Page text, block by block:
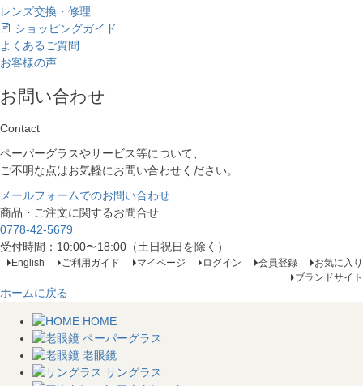
レンズ交換・修理
ショッピングガイド
よくあるご質問
お客様の声
お問い合わせ
Contact
ペーパーグラスやサービス等について、
ご不明な点はお気軽にお問い合わせください。
メールフォームでのお問い合わせ
商品・ご注文に関するお問合せ
0778-42-5679
受付時間：10:00〜18:00（土日祝日を除く）
English ご利用ガイド マイページ ログイン 会員登録
お気に入り
ブランドサイト
ホームに戻る
HOME
ペーパーグラス
老眼鏡
サングラス